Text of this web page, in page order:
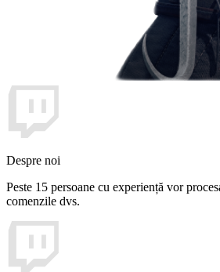
Despre noi
Peste 15 persoane cu experiență vor
comenzile dvs.